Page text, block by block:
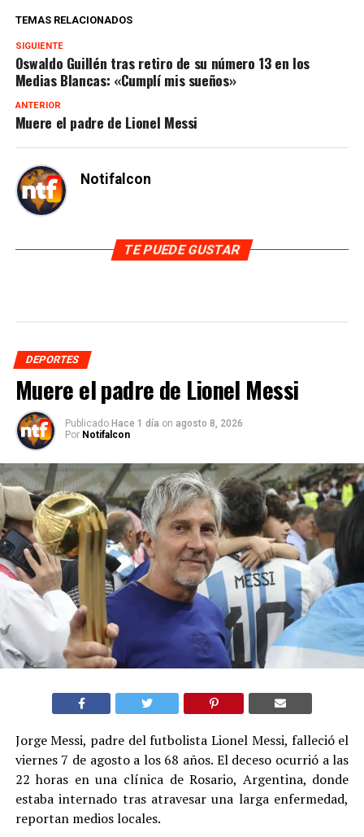
TEMAS RELACIONADOS
SIGUIENTE
Oswaldo Guillén tras retiro de su número 13 en los
Medias Blancas: «Cumplí mis sueños»
ANTERIOR
Muere el padre de Lionel Messi
Notifalcon
TE PUEDE GUSTAR
DEPORTES
Muere el padre de Lionel Messi
Publicado Hace 1 día on agosto 8, 2026
Por Notifalcon
Jorge Messi, padre del futbolista Lionel Messi, falleció el
viernes 7 de agosto a los 68 años. El deceso ocurrió a las
22 horas en una clínica de Rosario, Argentina, donde
estaba internado tras atravesar una larga enfermedad,
reportan medios locales.